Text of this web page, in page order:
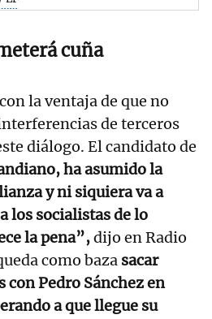
cuña
la ventaja de que no
de terceros
diálogo. El candidato de
ha asumido la
y ni siquiera va a
los socialistas de lo
la pena”,dijo en Radio
como baza sacar
con Pedro Sánchez en
a que llegue su